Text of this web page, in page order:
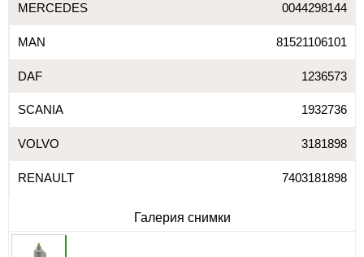
MERCEDES 0044298144
MAN 81521106101
DAF 1236573
SCANIA 1932736
VOLVO 3181898
RENAULT 7403181898
Галерия снимки